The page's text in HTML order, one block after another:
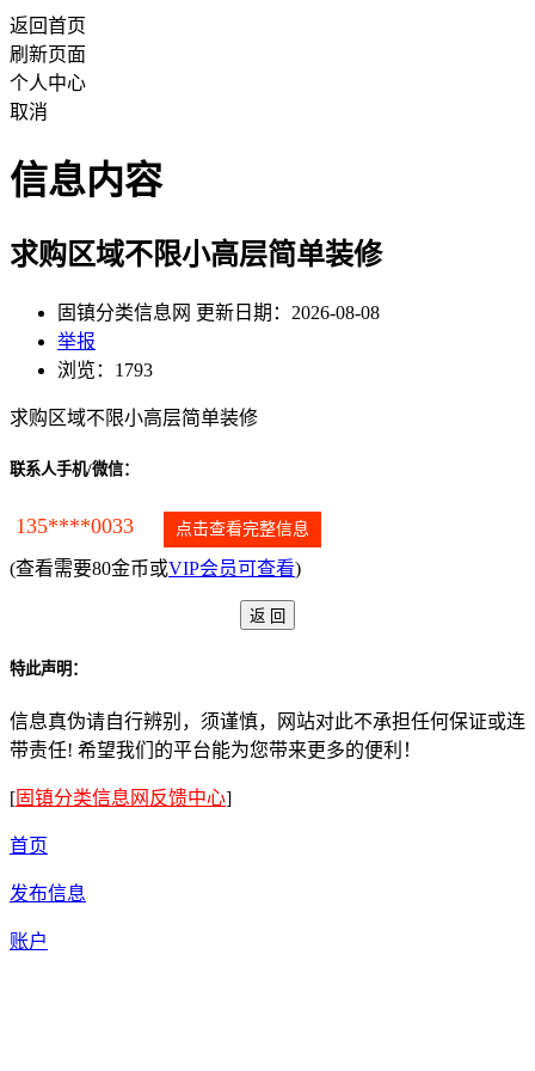
返回首页
刷新页面
个人中心
取消
信息内容
求购区域不限小高层简单装修
固镇分类信息网 更新日期：2026-08-08
举报
浏览：1793
求购区域不限小高层简单装修
联系人手机/微信：
135****0033 点击查看完整信息
(查看需要80金币或VIP会员可查看)
特此声明：
信息真伪请自行辨别，须谨慎，网站对此不承担任何保证或连
带责任! 希望我们的平台能为您带来更多的便利！
[固镇分类信息网反馈中心]
首页
发布信息
账户